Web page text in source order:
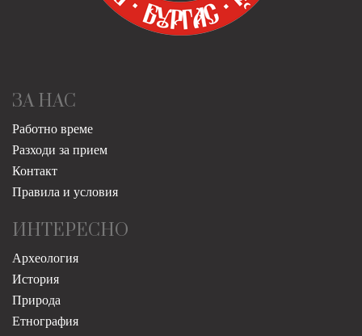
ЗА НАС
Работно време
Разходи за прием
Контакт
Правила и условия
ИНТЕРЕСНО
Археология
История
Природа
Етнография